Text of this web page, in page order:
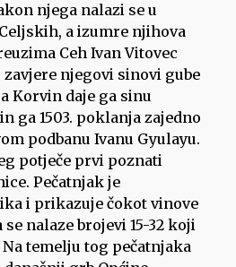
njega nalazi se u
a izumre njihova
Ceh Ivan Vitovec
zavjere njegovi sinovi gube
Korvin daje ga sinu
ga 1503. poklanja zajedno
podbanu Ivanu Gyulayu.
potječe prvi poznati
Pečatnjak je
i prikazuje čokot vinove
nalaze brojevi 15-32 koji
temelju tog pečatnjaka